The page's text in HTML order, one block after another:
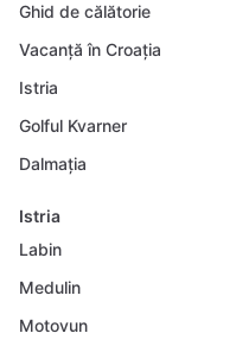
Ghid de călătorie
Vacanță în Croația
Istria
Golful Kvarner
Dalmația
Istria
Labin
Medulin
Motovun